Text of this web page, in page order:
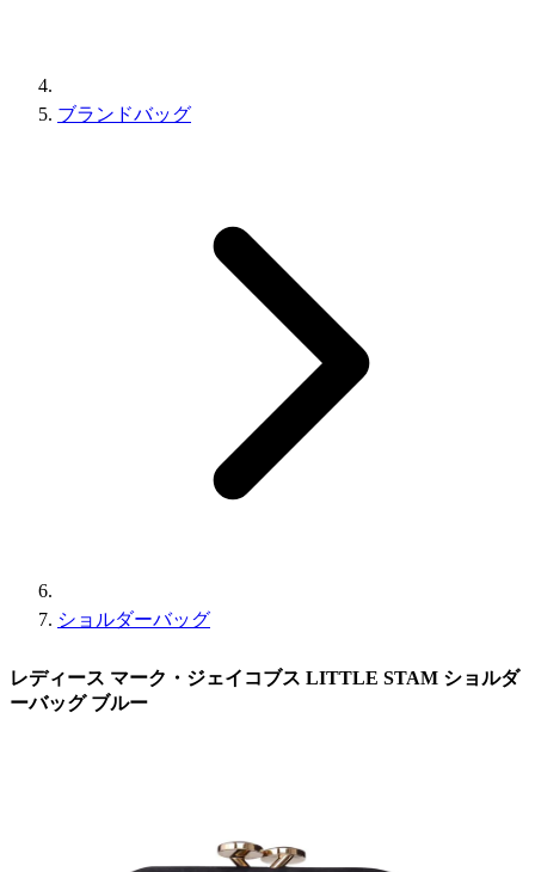
ブランドバッグ
ショルダーバッグ
レディース マーク・ジェイコブス LITTLE STAM ショルダ
ーバッグ ブルー